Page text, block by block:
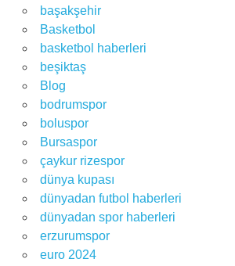
başakşehir
Basketbol
basketbol haberleri
beşiktaş
Blog
bodrumspor
boluspor
Bursaspor
çaykur rizespor
dünya kupası
dünyadan futbol haberleri
dünyadan spor haberleri
erzurumspor
euro 2024